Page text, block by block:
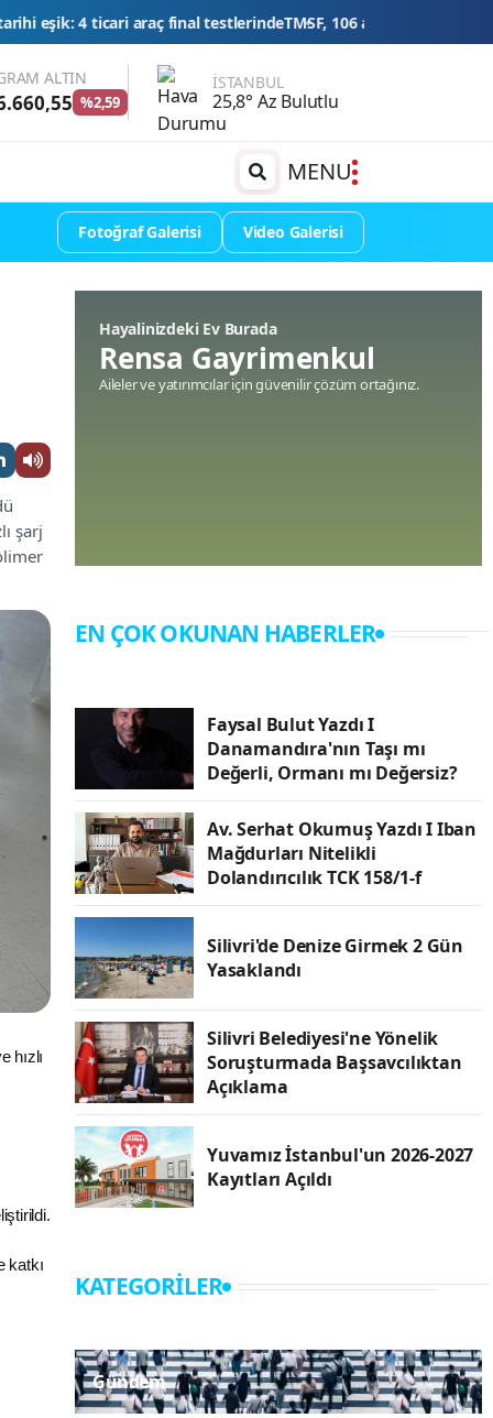
TMSF, 106 aracı ihaleyle satışa sunacak
ALTIN
%2,59
İSTANBUL
25,8° Az Bulutlu
MENU
Fotoğraf Galerisi Video Galerisi
şarj
hızlı
katkı
Hayalinizdeki Ev Burada
Rensa Gayrimenkul
Aileler ve yatırımcılar için güvenilir çözüm ortağınız.
EN ÇOK OKUNAN HABERLER
Faysal Bulut Yazdı I
Danamandıra'nın Taşı mı
Değerli, Ormanı mı Değersiz?
Av. Serhat Okumuş Yazdı I Iban
Mağdurları Nitelikli
Dolandırıcılık TCK 158/1-f
Silivri'de Denize Girmek 2 Gün
Yasaklandı
Silivri Belediyesi'ne Yönelik
Soruşturmada Başsavcılıktan
Açıklama
Yuvamız İstanbul'un 2026-2027
Kayıtları Açıldı
KATEGORILER
Gündem